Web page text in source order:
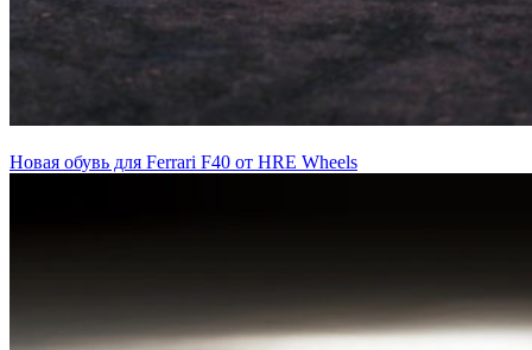
Новая обувь для Ferrari F40 от HRE Wheels